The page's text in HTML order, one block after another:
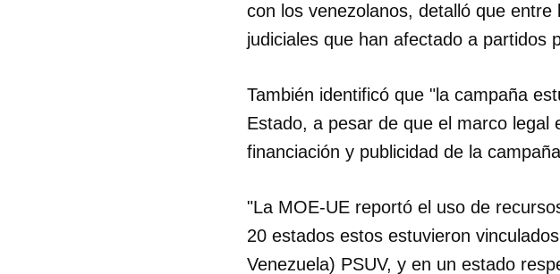
Guardar como favorito
con los venezolanos, detalló que
judiciales que han afectado a partidos
También identificó que "la campaña
Estado, a pesar de que el marco legal
financiación y publicidad de la
"La MOE-UE reportó el uso de
20 estados estos estuvieron
Venezuela) PSUV, y en un estado